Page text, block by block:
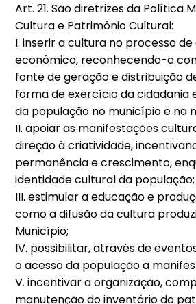
Art. 21. São diretrizes da Política
Cultura e Patrimônio Cultural:
I. inserir a cultura no processo
econômico, reconhecendo-a
fonte de geração e distribuição
forma de exercício da cidadania
da população no município e na
II. apoiar as manifestações
direção à criatividade,
permanência e crescimento,
identidade cultural da população;
III. estimular a educação e
como a difusão da cultura
Município;
IV. possibilitar, através de
o acesso da população a
V. incentivar a organização,
manutenção do inventário do